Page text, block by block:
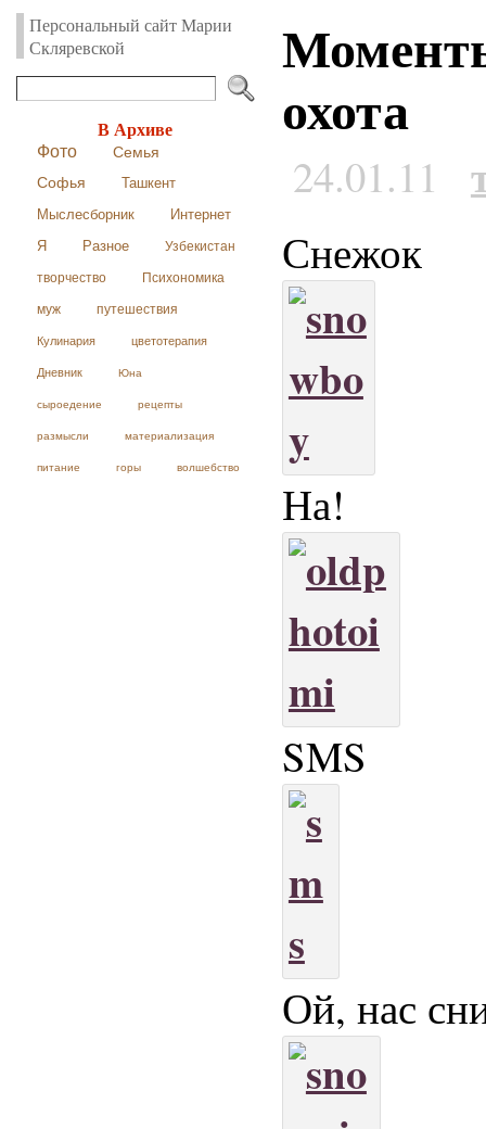
Персональный сайт Марии
Скляревской
В Архиве
Фото Семья
Софья
Ташкент
Мыслесборник
Интернет
Я Разное Узбекистан
творчество Психономика
муж путешествия
Кулинария цветотерапия
Дневник Юна
сыроедение рецепты
размысли материализация
питание горы волшебство
охота
24.01.11
Снежок
На!
SMS
Ой, нас